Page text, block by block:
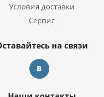
Условия доставки
Сервис
на связи